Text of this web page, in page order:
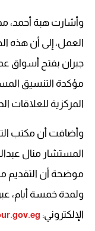
وأشارت هبة أحمد،
العمل، إلى أن هذه
جبران بفتح أسواق
مؤكدة التنسيق
المركزية للعلاقات
وأضافت أن مكتب
المستشار منال
ولمدة خمسة أيام، عبر
الإلكتروني: